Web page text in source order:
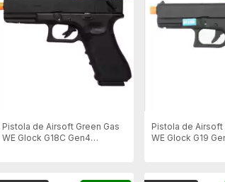
Pistola de Airsoft Green Gas
WE Glock G18C Gen4
Pistola de Airsoft
WE Glock G19